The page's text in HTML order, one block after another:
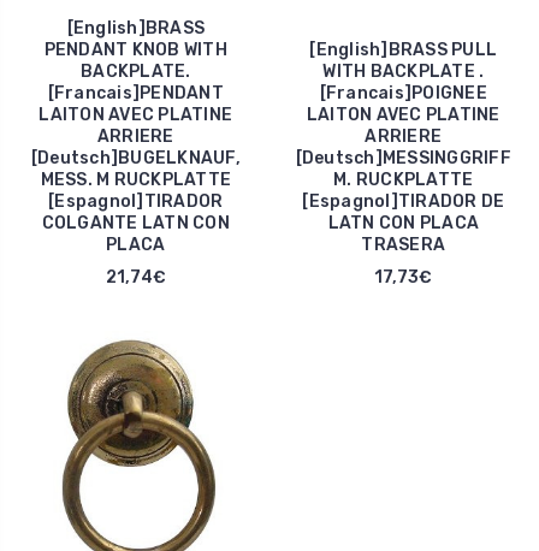
[English]BRASS
PENDANT KNOB WITH
BACKPLATE.
[Francais]PENDANT
LAITON AVEC PLATINE
ARRIERE
[Deutsch]BUGELKNAUF,
MESS. M RUCKPLATTE
[Espagnol]TIRADOR
COLGANTE LATN CON
PLACA
21,74€
[English]BRASS PULL
WITH BACKPLATE .
[Francais]POIGNEE
LAITON AVEC PLATINE
ARRIERE
[Deutsch]MESSINGGRIFF
M. RUCKPLATTE
[Espagnol]TIRADOR DE
LATN CON PLACA
TRASERA
17,73€